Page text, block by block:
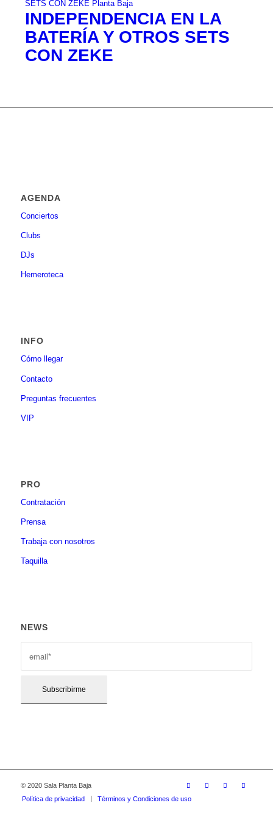
INDEPENDENCIA EN LA
BATERÍA Y OTROS SETS
CON ZEKE
AGENDA
Conciertos
Clubs
DJs
Hemeroteca
INFO
Cómo llegar
Contacto
Preguntas frecuentes
VIP
PRO
Contratación
Prensa
Trabaja con nosotros
Taquilla
NEWS
© 2020 Sala Planta Baja
Política de privacidad
Términos y Condiciones de uso